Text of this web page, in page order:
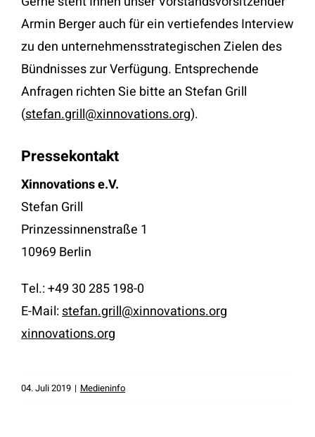
Armin Berger auch für ein vertiefendes Interview
zu den unternehmensstrategischen Zielen des
Bündnisses zur Verfügung. Entsprechende
Anfragen richten Sie bitte an Stefan Grill
(stefan.grill@xinnovations.org).
Pressekontakt
Xinnovations e.V.
Stefan Grill
Prinzessinnenstraße 1
10969 Berlin
Tel.: +49 30 285 198-0
E-Mail:stefan.grill@xinnovations.org
xinnovations.org
04. Juli 2019 | Medieninfo